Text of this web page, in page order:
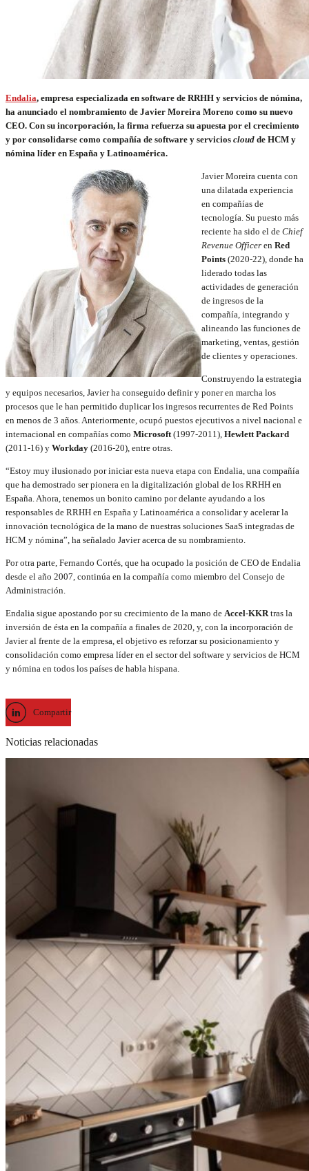
Endalia, empresa especializada en software de RRHH y servicios de nómina,
ha anunciado el nombramiento de Javier Moreira Moreno como su nuevo
CEO. Con su incorporación, la firma refuerza su apuesta por el crecimiento
y por consolidarse como compañía de software y servicios cloud de HCM y
nómina líder en España y Latinoamérica.
Javier Moreira cuenta con
una dilatada experiencia
en compañías de
tecnología. Su puesto más
reciente ha sido el de Chief
Revenue Officer en Red
Points (2020-22), donde ha
liderado todas las
actividades de generación
de ingresos de la
compañía, integrando y
alineando las funciones de
marketing, ventas, gestión
de clientes y operaciones.
Construyendo la estrategia
y equipos necesarios, Javier ha conseguido definir y poner en marcha los
procesos que le han permitido duplicar los ingresos recurrentes de Red Points
en menos de 3 años. Anteriormente, ocupó puestos ejecutivos a nivel nacional e
internacional en compañías como Microsoft(1997-2011), Hewlett Packard
(2011-16) y Workday (2016-20), entre otras.
“Estoy muy ilusionado por iniciar esta nueva etapa con Endalia, una compañía
que ha demostrado ser pionera en la digitalización global de los RRHH en
España. Ahora, tenemos un bonito camino por delante ayudando a los
responsables de RRHH en España y Latinoamérica a consolidar y acelerar la
innovación tecnológica de la mano de nuestras soluciones SaaS integradas de
HCM y nómina”, ha señalado Javier acerca de su nombramiento.
Por otra parte, Fernando Cortés, que ha ocupado la posición de CEO de Endalia
desde el año 2007, continúa en la compañía como miembro del Consejo de
Administración.
Endalia sigue apostando por su crecimiento de la mano de Accel-KKRtras la
inversión de ésta en la compañía a finales de 2020, y, con la incorporación de
Javier al frente de la empresa, el objetivo es reforzar su posicionamiento y
consolidación como empresa líder en el sector del software y servicios de HCM
y nómina en todos los países de habla hispana.
Compartir
Noticias relacionadas